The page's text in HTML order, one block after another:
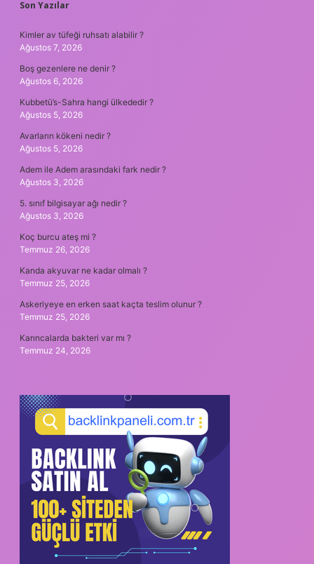
SIDEBAR
Son Yazılar
Kimler av tüfeği ruhsatı alabilir ?
Ağustos 7, 2026
Boş gezenlere ne denir ?
Ağustos 6, 2026
Kubbetü’s-Sahra hangi ülkededir ?
Ağustos 5, 2026
Avarların kökeni nedir ?
Ağustos 5, 2026
Adem ile Adem arasındaki fark nedir ?
Ağustos 3, 2026
5. sınıf bilgisayar ağı nedir ?
Ağustos 3, 2026
Koç burcu ateş mi ?
Temmuz 26, 2026
Kanda akyuvar ne kadar olmalı ?
Temmuz 25, 2026
Askeriyeye en erken saat kaçta teslim olunur ?
Temmuz 25, 2026
Karıncalarda bakteri var mı ?
Temmuz 24, 2026